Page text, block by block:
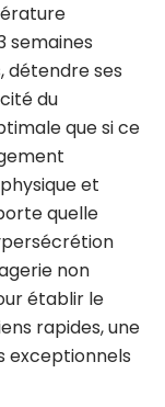
semaines
détendre ses
du
que si ce
et
quelle
non
établir le
rapides, une
exceptionnels